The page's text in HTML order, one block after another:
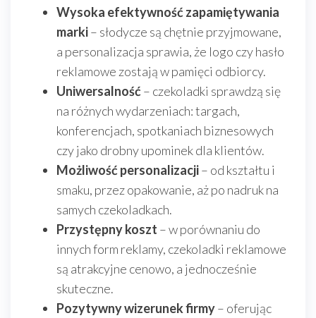
Wysoka efektywność zapamiętywania
marki– słodycze są chętnie przyjmowane,
a personalizacja sprawia, że logo czy hasło
reklamowe zostają w pamięci odbiorcy.
Uniwersalność– czekoladki sprawdzą się
na różnych wydarzeniach: targach,
konferencjach, spotkaniach biznesowych
czy jako drobny upominek dla klientów.
Możliwość personalizacji– od kształtu i
smaku, przez opakowanie, aż po nadruk na
samych czekoladkach.
Przystępny koszt – w porównaniu do
innych form reklamy, czekoladki reklamowe
są atrakcyjne cenowo, a jednocześnie
skuteczne.
Pozytywny wizerunek firmy– oferując